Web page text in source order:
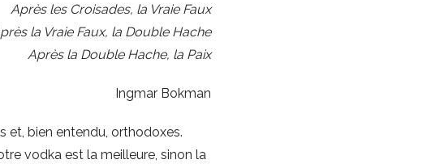
Après les Croisades, la Vraie Faux
la Vraie Faux, la Double Hache
Après la Double Hache, la Paix
Ingmar Bokman
et, bien entendu, orthodoxes.
vodka est la meilleure, sinon la